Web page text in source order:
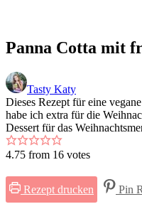
Panna Cotta mit
Tasty Katy
Dieses Rezept für eine
habe ich extra für die
Dessert für das
4.75 from 16 votes
Rezept drucken Pin